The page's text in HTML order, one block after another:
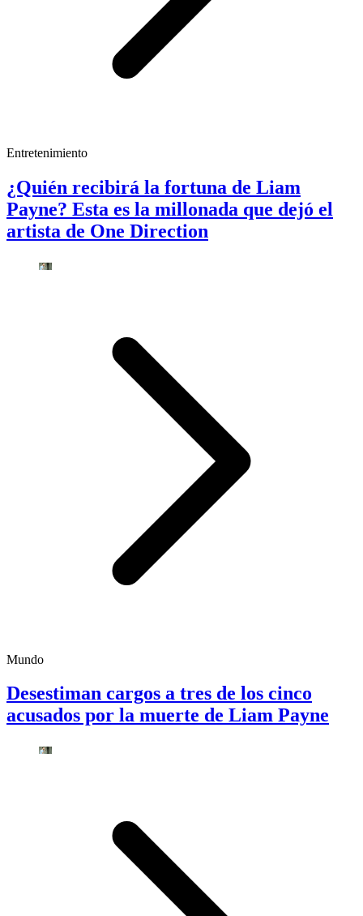
Entretenimiento
¿Quién recibirá la fortuna de Liam
Payne? Esta es la millonada que dejó el
artista de One Direction
Mundo
Desestiman cargos a tres de los cinco
acusados por la muerte de Liam Payne